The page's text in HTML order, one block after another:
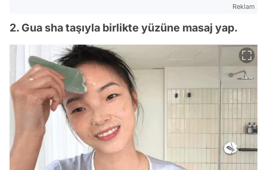
Reklam
2. Gua sha taşıyla birlikte yüzüne masaj yap.